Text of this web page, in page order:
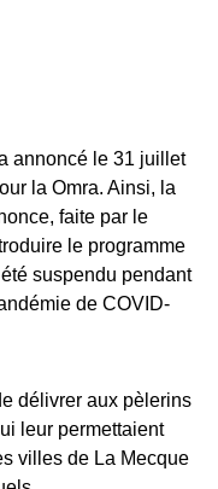
annoncé le 31 juillet
la Omra. Ainsi, la
faite par le
le programme
suspendu pendant
de COVID-
délivrer aux pèlerins
leur permettaient
villes de La Mecque